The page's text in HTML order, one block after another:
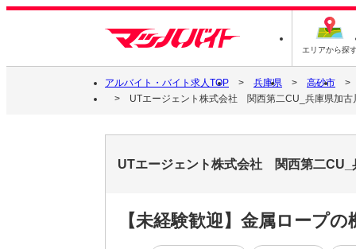
エリアから探
アルバイト・バイト求人TOP 兵庫県
高砂市
UTエージェント株式会社 関西第二CU_兵庫県加古
UTエージェント株式会社 関西第二CU_
【未経験歓迎】金属ロープ